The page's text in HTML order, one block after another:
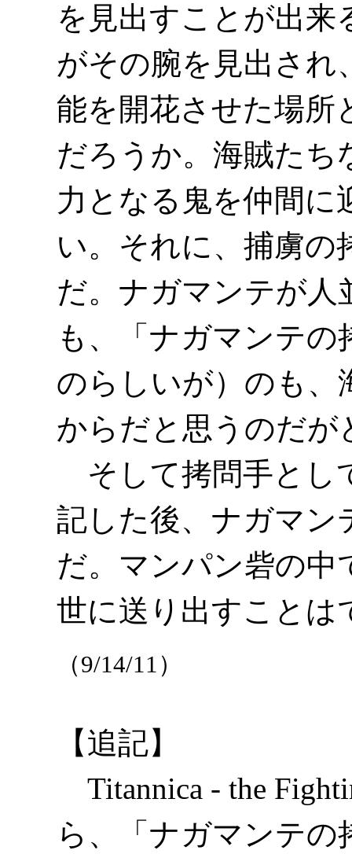
を見出すことが出
がその腕を見出され
能を開花させた場所
だろうか。海賊たち
力となる鬼を仲間に
い。それに、捕虜の
だ。ナガマンテが人
も、「ナガマンテ
のらしいが）のも、
からだと思うのだが
そして拷問手とし
記した後、ナガマン
だ。マンパン砦の中
世に送り出すことは
（9/14/11）
【追記】
Titannica - the
ら、「ナガマンテの